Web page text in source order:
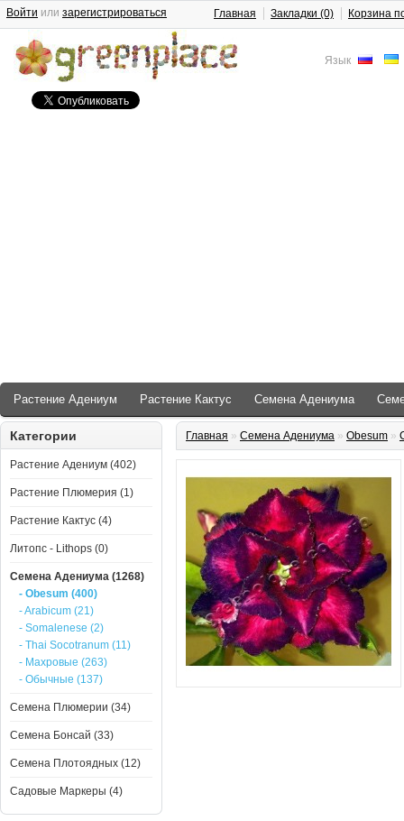
Язык
Войти или зарегистрироваться Главная Закладки (0) Корзина
Растение Адениум Растение Кактус Семена Адениума
Категории
Растение Адениум (402)
Растение Плюмерия (1)
Растение Кактус (4)
Литопс - Lithops (0)
Семена Адениума (1268)
- Obesum (400)
- Arabicum (21)
- Somalenese (2)
- Thai Socotranum (11)
- Махровые (263)
- Обычные (137)
Семена Плюмерии (34)
Семена Бонсай (33)
Семена Плотоядных (12)
Садовые Маркеры (4)
Главная » Семена Адениума » Obesum »